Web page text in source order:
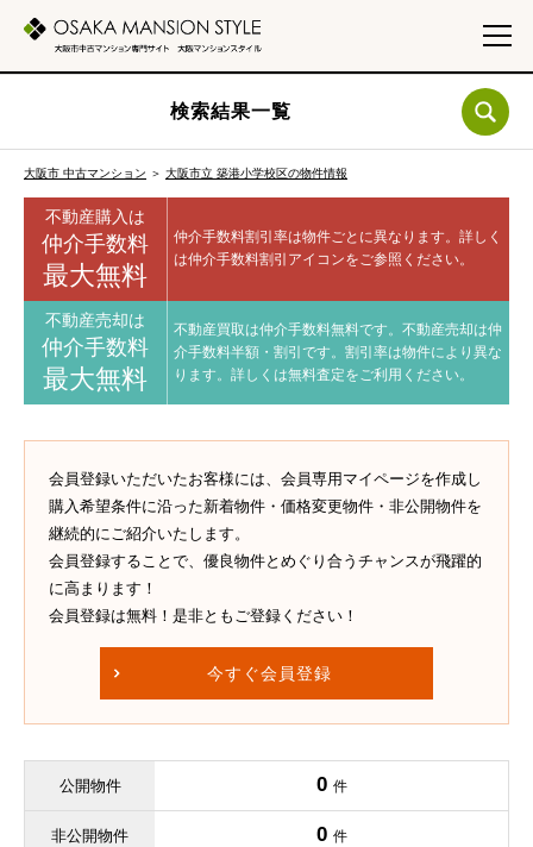
検索結果一覧
大阪市 中古マンション ＞ 大阪市立 築港小学校区の物件情報
不動産購入は
仲介手数料
最大無料
仲介手数料割引率は物件ごとに異なります。 詳しく
は仲介手数料割引アイコンをご参照ください。
不動産売却は
仲介手数料
最大無料
不動産買取は仲介手数料無料です。 不動産売却は仲
介手数料半額・割引です。 割引率は物件により異な
ります。 詳しくは無料査定をご利用ください。
会員登録いただいたお客様には、会員専用マイページを作成し
購入希望条件に沿った新着物件・価格変更物件・非公開物件を
継続的にご紹介いたします。
会員登録することで、優良物件とめぐり合うチャンスが飛躍的
に高まります！
会員登録は無料！是非ともご登録ください！
今すぐ会員登録
公開物件 0 件
非公開物件 0 件